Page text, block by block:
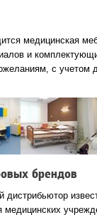
медицинская
и
с учетом
брендов
медицинских